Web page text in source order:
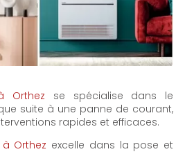
Orthez se spécialise dans le
suite à une panne de courant,
rapides et efficaces.
Orthez excelle dans la pose et